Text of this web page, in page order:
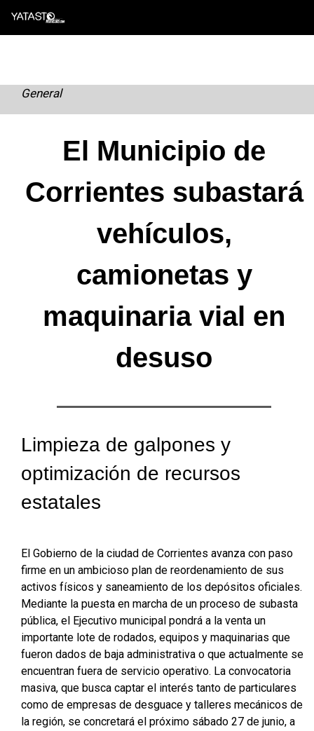
Skip
General
El Municipio de
Corrientes subastará
vehículos,
camionetas y
maquinaria vial en
desuso
Limpieza de galpones y
optimización de recursos
estatales
El Gobierno de la ciudad de Corrientes avanza con paso
firme en un ambicioso plan de reordenamiento de sus
activos físicos y saneamiento de los depósitos oficiales.
Mediante la puesta en marcha de un proceso de subasta
pública, el Ejecutivo municipal pondrá a la venta un
importante lote de rodados, equipos y maquinarias que
fueron dados de baja administrativa o que actualmente se
encuentran fuera de servicio operativo. La convocatoria
masiva, que busca captar el interés tanto de particulares
como de empresas de desguace y talleres mecánicos de
la región, se concretará el próximo sábado 27 de junio, a